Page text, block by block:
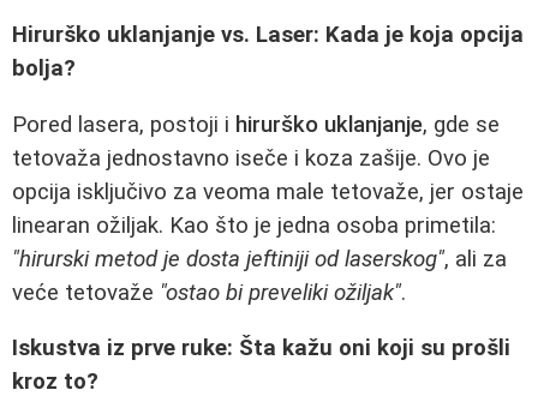
Hirurško uklanjanje vs. Laser: Kada je koja opcija
bolja?
Pored lasera, postoji i hirurško uklanjanje, gde se
tetovaža jednostavno iseče i koza zašije. Ovo je
opcija isključivo za veoma male tetovaže, jer ostaje
linearan ožiljak. Kao što je jedna osoba primetila:
"hirurski metod je dosta jeftiniji od laserskog", ali za
veće tetovaže "ostao bi preveliki ožiljak".
Iskustva iz prve ruke: Šta kažu oni koji su prošli
kroz to?